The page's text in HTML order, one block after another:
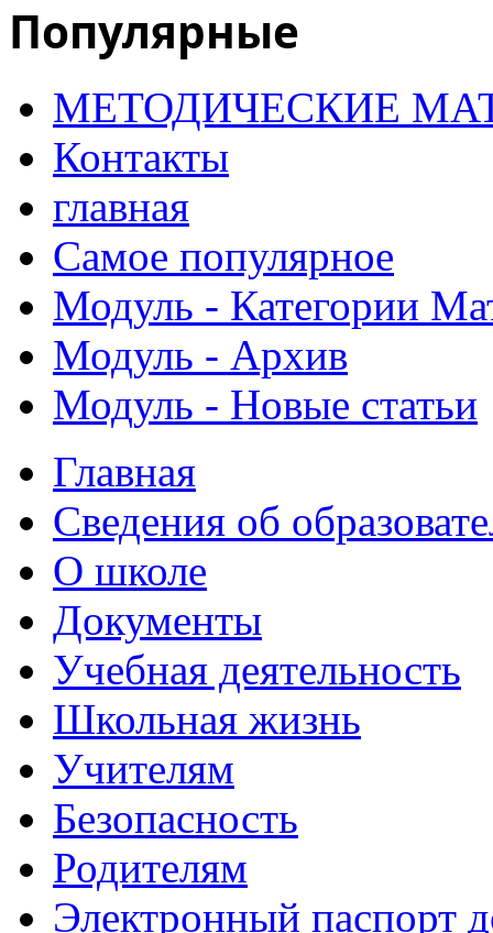
Популярные
МЕТОДИЧЕСКИЕ
Контакты
главная
Самое популярное
Модуль - Категории
Модуль - Архив
Модуль - Новые статьи
Главная
Сведения об
О школе
Документы
Учебная деятельность
Школьная жизнь
Учителям
Безопасность
Родителям
Электронный паспорт